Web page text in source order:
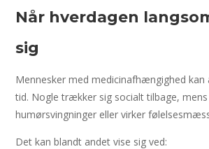
Når hverdagen
sig
Mennesker med medicinafhængighed
tid. Nogle trækker sig socialt tilbage,
humørsvingninger eller virker
Det kan blandt andet vise sig ved: